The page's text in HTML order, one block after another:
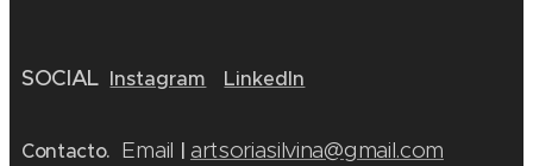
SOCIAL Instagram LinkedIn
Contacto. Email artsoriasilvina@gmail.com